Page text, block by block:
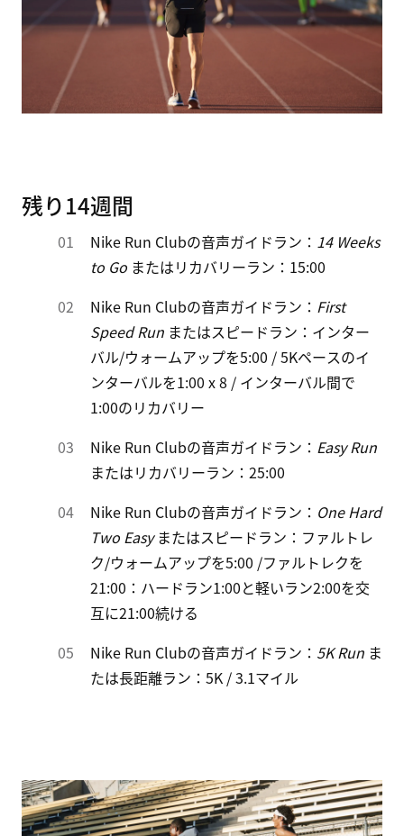
残り14週間
Nike Run Clubの音声ガイドラン： 14 Weeks
to Go またはリカバリーラン：15:00
Nike Run Clubの音声ガイドラン： First
Speed Run またはスピードラン：インター
バル/ウォームアップを5:00 / 5Kペースのイ
ンターバルを1:00 x 8 / インターバル間で
1:00のリカバリー
Nike Run Clubの音声ガイドラン： Easy Run
またはリカバリーラン：25:00
Nike Run Clubの音声ガイドラン： One Hard
Two Easyまたはスピードラン：ファルトレ
ク/ウォームアップを5:00 /ファルトレクを
21:00：ハードラン1:00と軽いラン2:00を交
互に21:00続ける
Nike Run Clubの音声ガイドラン： 5K Run ま
たは長距離ラン：5K / 3.1マイル